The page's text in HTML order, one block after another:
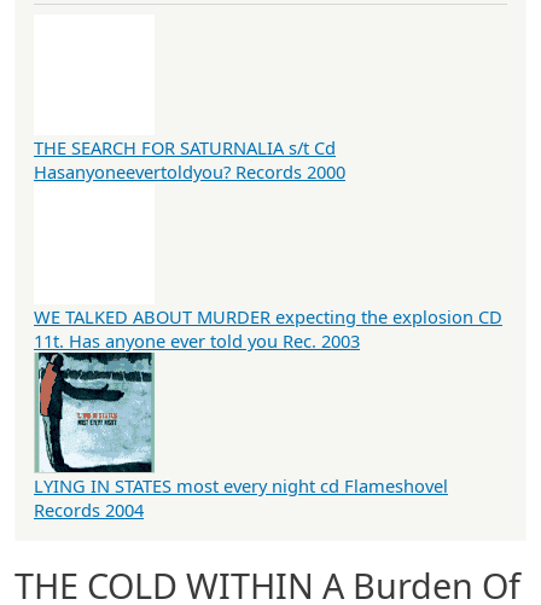
THE COLD WITHIN A Burden Of
THE SEARCH FOR SATURNALIA s/t Cd
Hasanyoneevertoldyou? Records 2000
WE TALKED ABOUT MURDER expecting the explosion CD
11t. Has anyone ever told you Rec. 2003
LYING IN STATES most every night cd Flameshovel
Records 2004